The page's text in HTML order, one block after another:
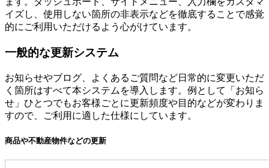
イズし、使用しない箇所の非表示などを徹底することで感覚
的にご利用いただけるよう心がけています。
一般的な更新システム
お知らせやブログ、よくあるご質問など日常的に変更いただ
く箇所はすべて本システムを導入します。例として「お知ら
せ」ひとつでもお客様ごとに更新頻度や目的などが変わりま
すので、ご利用に適した仕様にしています。
商品や不動産物件などの更新